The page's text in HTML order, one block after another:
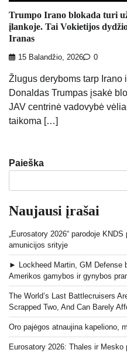
Trumpo Irano blokada turi
įlankoje. Tai Vokietijos
Iranas
15 Balandžio, 2026 0
Žlugus deryboms tarp Irano
Donaldas Trumpas įsakė
JAV centrinė vadovybė
taikoma […]
Paieška
Naujausi įrašai
„Eurosatory 2026“ parodoje
amunicijos srityje
► Lockheed Martin, GM Defense
Amerikos gamybos ir gynybos
The World’s Last Battlecruisers
Scrapped Two, And Can Barely
Oro pajėgos atnaujina kapeliono,
Eurosatory 2026: Thales ir